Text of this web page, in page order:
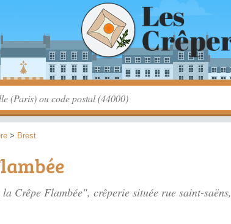
> Brest
Crêpe Flambée", crêperie située rue saint-saëns,